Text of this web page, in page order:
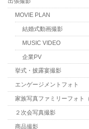
MOVIE PLAN
結婚式動画撮影
MUSIC VIDEO
企業PV
挙式・披露宴撮影
エンゲージメントフォト
家族写真ファミリーフォト
２次会写真撮影
商品撮影